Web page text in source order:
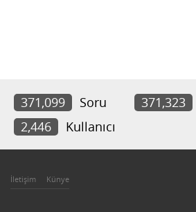
371,099 Soru 371,323
2,446
Kullanıcı
İletişim Künye